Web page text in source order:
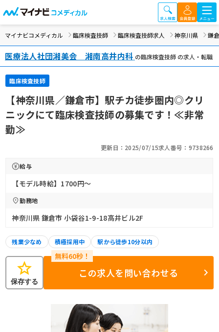
マイナビコメディカル 臨床検査技師 臨床検査技師求人 神奈川県 鎌
医療法人社団湘美会 湘南高井内科 の臨床検査技師 の求人・転職
臨床検査技師
【神奈川県／鎌倉市】駅チカ徒歩圏内◎クリ
ニックにて臨床検査技師の募集です！≪非常
勤≫
更新日：2025/07/15求人番号：9738266
給与
【モデル時給】1700円〜
勤務地
神奈川県 鎌倉市 小袋谷1-9-18高井ビル2F
残業少なめ 積極採用中 駅から徒歩10分以内
star
保存する
この求人を問い合わせる